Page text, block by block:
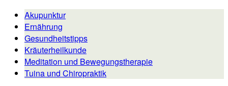
Akupunktur
Ernährung
Gesundheitstipps
Kräuterheilkunde
Meditation und Bewegungstherapie
Tuina und Chiropraktik